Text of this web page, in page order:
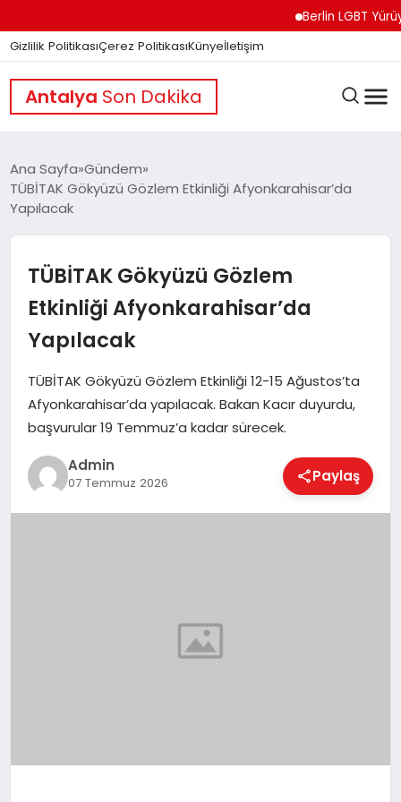
Berlin LGBT
Gizlilik PolitikasıÇerez PolitikasıKünyeİletişim
Antalya Son Dakika
GÜNDEM
DÜNYA
EĞITIM
EKONOMI
MAGAZIN
Ana Sayfa Gündem
TÜBİTAK Gökyüzü Gözlem Etkinliği Afyonkarahisar’da
Yapılacak
TÜBİTAK Gökyüzü Gözlem
Etkinliği Afyonkarahisar’da
Yapılacak
TÜBİTAK Gökyüzü Gözlem Etkinliği 12-15 Ağustos’ta
Afyonkarahisar’da yapılacak. Bakan Kacır duyurdu,
başvurular 19 Temmuz’a kadar sürecek.
Admin
07 Temmuz 2026 Paylaş